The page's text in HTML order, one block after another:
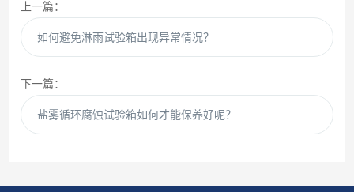
上一篇：
如何避免淋雨试验箱出现异常情况？
下一篇：
盐雾循环腐蚀试验箱如何才能保养好呢？